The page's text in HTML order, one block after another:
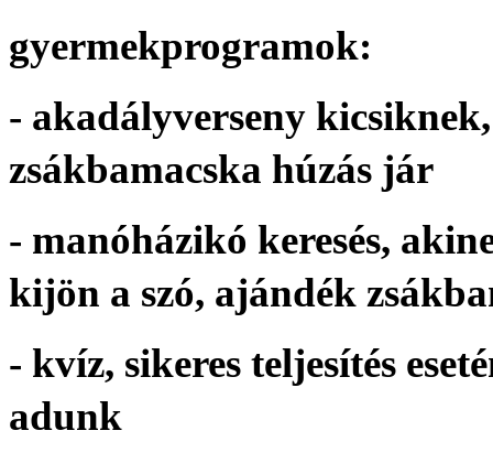
gyermekprogramok:
- akadályverseny
zsákbamacska húzás jár
- manóházikó keresés,
kijön a szó, ajándék
- kvíz, sikeres teljesítés
adunk